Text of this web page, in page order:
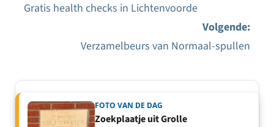
navigatie
Gratis health checks in Lichtenvoorde
Volgende:
Verzamelbeurs van Normaal-spullen
FOTO VAN DE DAG
Zoekplaatje uit Grolle